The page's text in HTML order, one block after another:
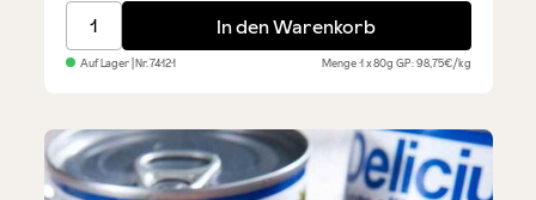
Sardellenfilets - für PizzaIn den Warenkorb
Auf Lager| Nr.74121 Menge1 x 80gGP: 98,75€/kg